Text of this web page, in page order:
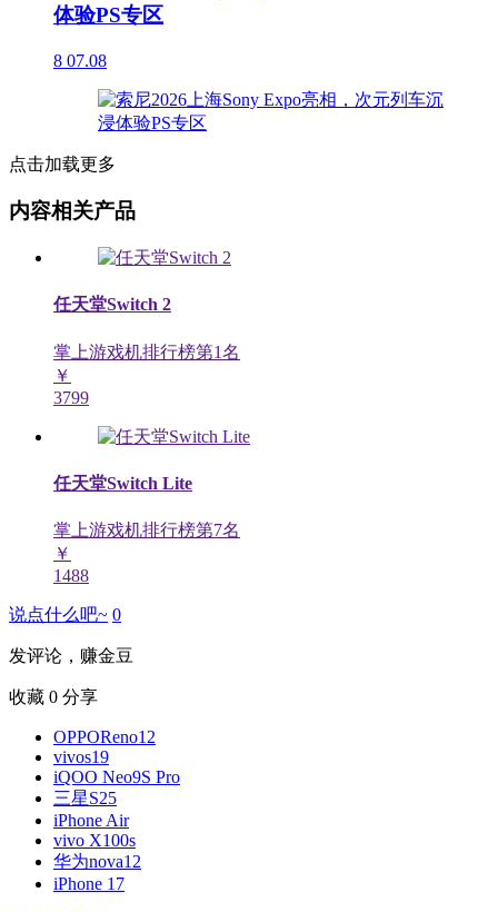
体验PS专区
8 07.08
点击加载更多
内容相关产品
任天堂Switch 2
掌上游戏机排行榜第1名
￥
3799
任天堂Switch Lite
掌上游戏机排行榜第7名
￥
1488
说点什么吧~ 0
发评论，赚金豆
收藏 0 分享
OPPOReno12
vivos19
iQOO Neo9S Pro
三星S25
iPhone Air
vivo X100s
华为nova12
iPhone 17